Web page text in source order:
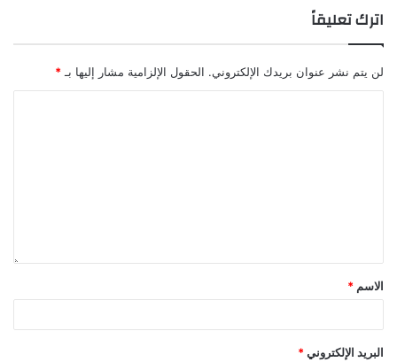
اترك تعليقاً
لن يتم نشر عنوان بريدك الإلكتروني. الحقول الإلزامية مشار إليها بـ *
الاسم *
البريد الإلكتروني *